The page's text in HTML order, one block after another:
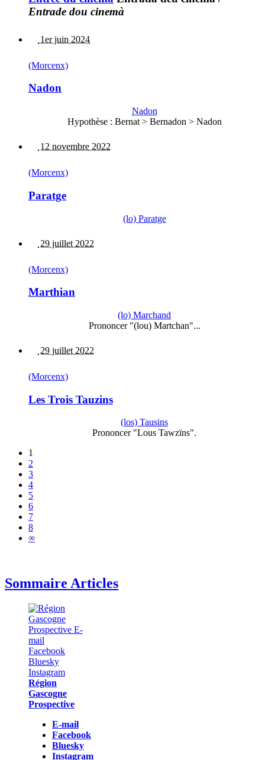
Entrade dou cinemà
1er juin 2024
(Morcenx)
Nadon
Nadon
Hypothèse : Bernat > Bernadon > Nadon
12 novembre 2022
(Morcenx)
Paratge
(lo) Paratge
29 juillet 2022
(Morcenx)
Marthian
(lo) Marchand
Prononcer "(lou) Martchan"...
29 juillet 2022
(Morcenx)
Les Trois Tauzins
(los) Tausins
Prononcer "Lous Tawzïns".
1
2
3
4
5
6
7
8
∞
Sommaire Articles
Région
Gascogne
Prospective
E-mail
Facebook
Bluesky
Instagram